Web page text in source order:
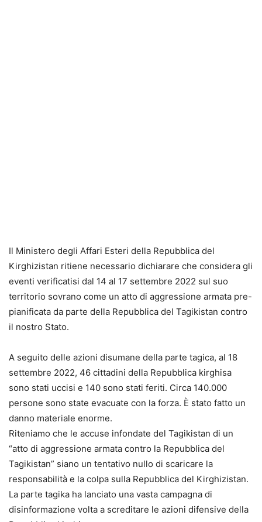
Il Ministero degli Affari Esteri della Repubblica del
Kirghizistan ritiene necessario dichiarare che considera gli
eventi verificatisi dal 14 al 17 settembre 2022 sul suo
territorio sovrano come un atto di aggressione armata pre-
pianificata da parte della Repubblica del Tagikistan contro
il nostro Stato.
A seguito delle azioni disumane della parte tagica, al 18
settembre 2022, 46 cittadini della Repubblica kirghisa
sono stati uccisi e 140 sono stati feriti. Circa 140.000
persone sono state evacuate con la forza. È stato fatto un
danno materiale enorme.
Riteniamo che le accuse infondate del Tagikistan di un
“atto di aggressione armata contro la Repubblica del
Tagikistan” siano un tentativo nullo di scaricare la
responsabilità e la colpa sulla Repubblica del Kirghizistan.
La parte tagika ha lanciato una vasta campagna di
disinformazione volta a screditare le azioni difensive della